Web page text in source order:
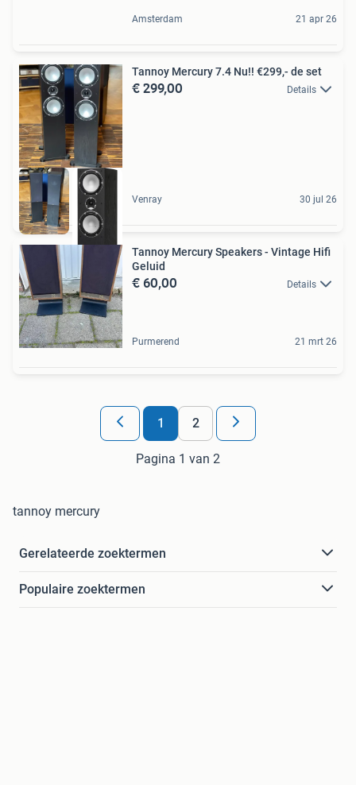
Amsterdam 21 apr 26
Tannoy Mercury 7.4 Nu!! €299,- de set
€ 299,00 Details
Venray 30 jul 26
Tannoy Mercury Speakers - Vintage Hifi
Geluid
€ 60,00 Details
Purmerend 21 mrt 26
1 2
Pagina 1 van 2
tannoy mercury
Gerelateerde zoektermen
Populaire zoektermen